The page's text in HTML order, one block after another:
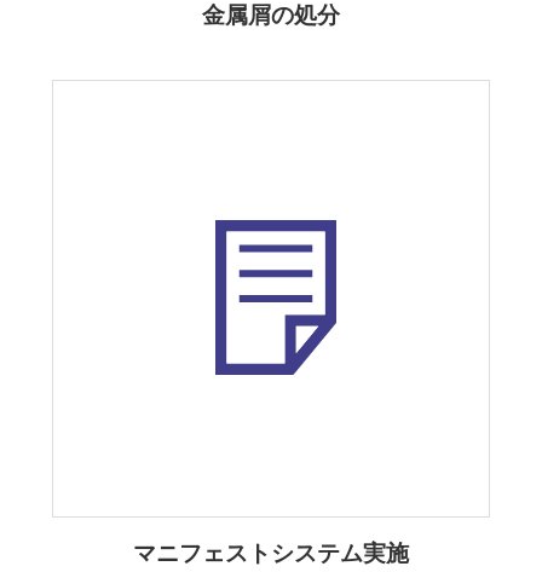
金属屑の処分
マニフェストシステム実施